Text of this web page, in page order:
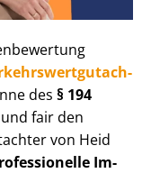
des § 194
fair den
von Heid
Im­